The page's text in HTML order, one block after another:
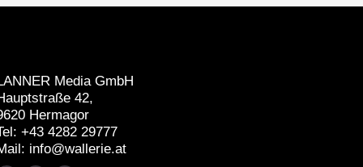
Media GmbH
42,
Hermagor
+43 4282 29777
info@wallerie.at